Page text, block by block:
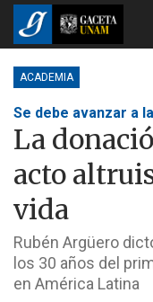
ACADEMIA
Se debe avanzar a
La
acto
vida
Rubén Argüero
los 30 años del
en América Latina